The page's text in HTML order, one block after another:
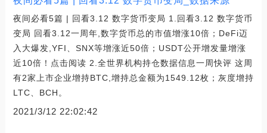
夜间必看5篇 | 回看3.12 数字货币变局 1.回看3.12 数字货币
变局 回看3.12一周年,数字货币总的市值增涨10倍；DeFi迈
入大爆发,YFI、SNX等增涨近50倍；USDT公开增发量增涨
近10倍！点击阅读 2.全世界机构持仓数据信息一周快评 这周
有2家上市企业增持BTC,增持总金额为1549.12枚；灰度增持
LTC、BCH。
2021/3/12 22:02:42